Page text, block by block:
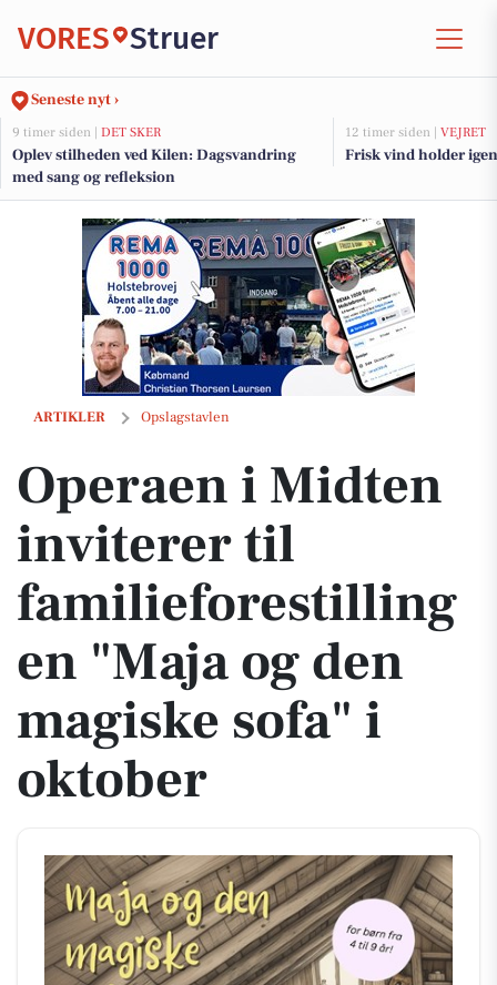
VORES Struer
Seneste nyt ›
9 timer siden | DET SKER
Oplev stilheden ved Kilen: Dagsvandring
med sang og refleksion
12 timer siden | VEJRET
Frisk vind holder
ARTIKLER Opslagstavlen
Operaen i Midten inviterer til familieforestillingen "Maja og den
Operaen i Midten
inviterer til
familieforestilling
en "Maja og den
magiske sofa" i
oktober